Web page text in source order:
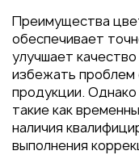
Преимущества
обеспечивает
улучшает
избежать проблем
продукции.
такие как
наличия
выполнения